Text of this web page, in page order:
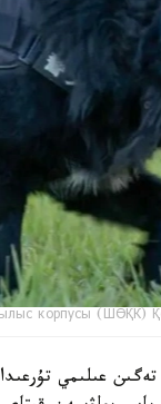
корпусы (ШӨҚК)